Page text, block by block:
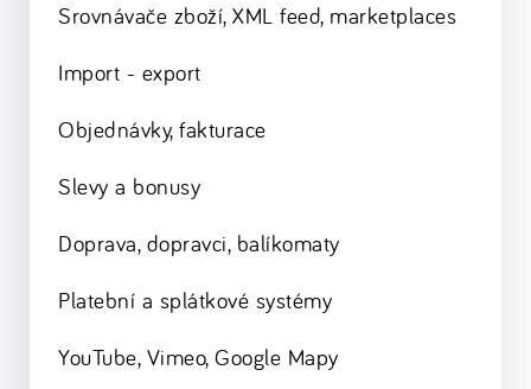
Srovnávače zboží, XML feed, marketplaces
Import - export
Objednávky, fakturace
Slevy a bonusy
Doprava, dopravci, balíkomaty
Platební a splátkové systémy
YouTube, Vimeo, Google Mapy